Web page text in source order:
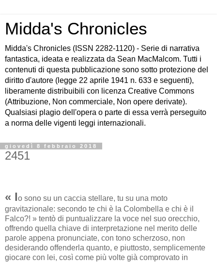
Midda's Chronicles
Midda's Chronicles (ISSN 2282-1120) - Serie di narrativa
fantastica, ideata e realizzata da Sean MacMalcom. Tutti i
contenuti di questa pubblicazione sono sotto protezione del
diritto d'autore (legge 22 aprile 1941 n. 633 e seguenti),
liberamente distribuibili con licenza Creative Commons
(Attribuzione, Non commerciale, Non opere derivate).
Qualsiasi plagio dell'opera o parte di essa verrà perseguito
a norma delle vigenti leggi internazionali.
giovedì 8 febbraio 2018
2451
« Io sono su un caccia stellare, tu su una moto
gravitazionale: secondo te chi è la Colombella e chi è il
Falco?! » tentò di puntualizzare la voce nel suo orecchio,
offrendo quella chiave di interpretazione nel merito delle
parole appena pronunciate, con tono scherzoso, non
desiderando offenderla quanto, e piuttosto, semplicemente
giocare con lei, così come più volte già comprovato in